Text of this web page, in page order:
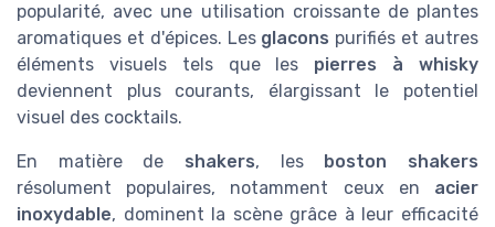
popularité, avec une utilisation croissante de plantes
aromatiques et d'épices. Les glacons purifiés et autres
éléments visuels tels que les pierres à whisky
deviennent plus courants, élargissant le potentiel
visuel des cocktails.
En matière de shakers, les
boston shakers
résolument populaires, notamment ceux en acier
inoxydable, dominent la scène grâce à leur efficacité